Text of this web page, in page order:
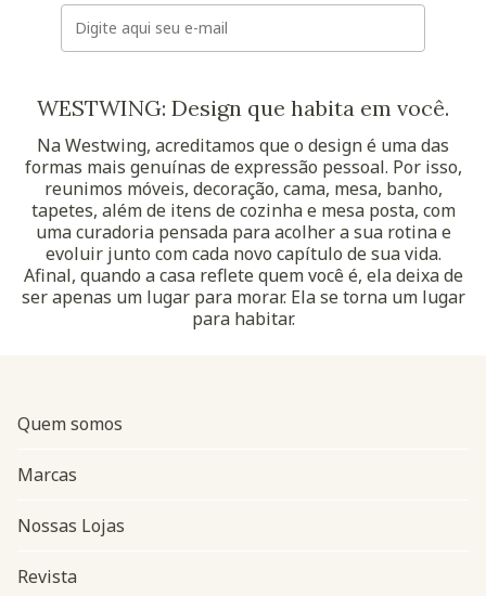
E-mail
WESTWING: Design que habita em você.
Na Westwing, acreditamos que o design é uma das
formas mais genuínas de expressão pessoal. Por isso,
reunimos móveis, decoração, cama, mesa, banho,
tapetes, além de itens de cozinha e mesa posta, com
uma curadoria pensada para acolher a sua rotina e
evoluir junto com cada novo capítulo de sua vida.
Afinal, quando a casa reflete quem você é, ela deixa de
ser apenas um lugar para morar. Ela se torna um lugar
para habitar.
Quem somos
Marcas
Nossas Lojas
Revista